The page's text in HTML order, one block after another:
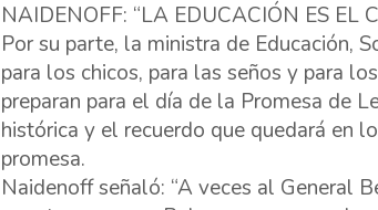
NAIDENOFF: “LA EDUCACIÓN ES EL
Por su parte, la ministra de Educación,
para los chicos, para las seños y para
preparan para el día de la Promesa de
histórica y el recuerdo que quedará en
promesa.
Naidenoff señaló: “A veces al General